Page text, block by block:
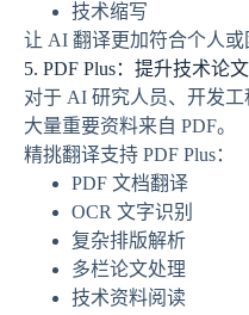
技术缩写
让 AI 翻译更加符合个人或
5. PDF Plus：提升技术论
对于 AI 研究人员、开发工
大量重要资料来自 PDF。
精挑翻译支持 PDF Plus：
PDF 文档翻译
OCR 文字识别
复杂排版解析
多栏论文处理
技术资料阅读